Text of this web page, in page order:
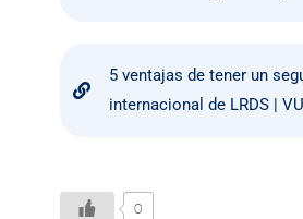
5 ventajas de tener un
internacional de LRDS |
0